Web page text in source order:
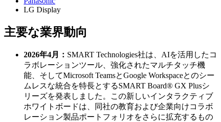
LG Display
主要な業界動向
2026年4月： SMART Technologies社は、AIを活用したコ
ラボレーションツール、強化されたマルチタッチ機
能、そしてMicrosoft TeamsとGoogle Workspaceとのシー
ムレスな統合を特長とするSMART Board® GX Plusシ
リーズを発表しました。この新しいインタラクティブ
ホワイトボードは、同社の教育および企業向けコラボ
レーション製品ポートフォリオをさらに拡充するもの